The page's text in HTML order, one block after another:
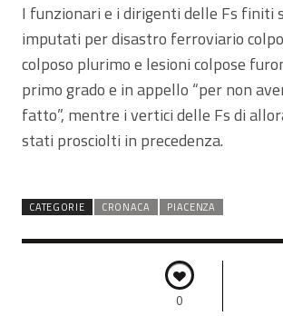
I funzionari e i dirigenti delle Fs finiti
imputati per disastro ferroviario
colposo plurimo e lesioni colpose
primo grado e in appello “per non
fatto”, mentre i vertici delle Fs di
stati prosciolti in precedenza.
CATEGORIE CRONACA PIACENZA
0